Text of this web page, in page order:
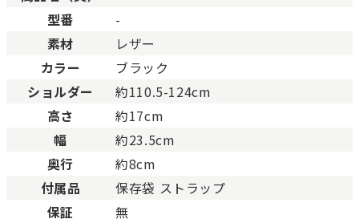
Bランク
BCランク
Cランク 色濃く使用感があり、傷や
型番
-
素材
レザー
カラー
ブラック
ショルダー
約110.5-124cm
高さ
約17cm
幅
約23.5cm
奥行
約8cm
付属品
保存袋 ストラップ
保証
無